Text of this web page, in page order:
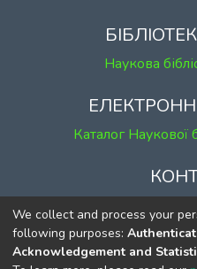
Наукова
Каталог
м. Київ, вул.
к. 1,
тел. (044)
We collect and process your
following purposes:
Acknowledgement and